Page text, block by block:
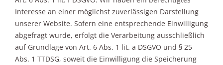
Interesse an einer möglichst zuverlässigen Darstellung
unserer Website. Sofern eine entsprechende Einwilligung
abgefragt wurde, erfolgt die Verarbeitung ausschließlich
auf Grundlage von Art. 6 Abs. 1 lit. a DSGVO und § 25
Abs. 1 TTDSG, soweit die Einwilligung die Speicherung